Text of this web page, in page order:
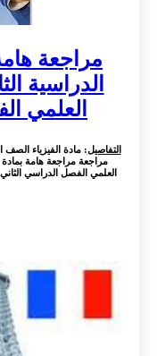
مراجعة
الدراسية
العلمي
التفاصيل: مادة الفيزياء
مراجعة مراجعة هامة بمادة
العلمي الفصل الدراسي